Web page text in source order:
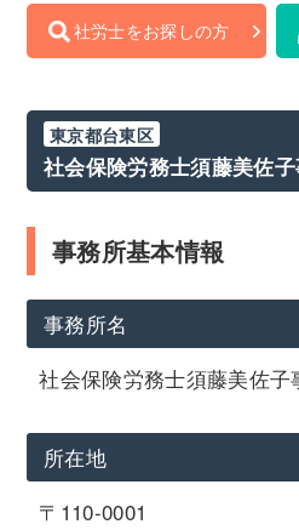
社労士をお探しの方
東京都台東区
社会保険労務士須藤美佐
事務所基本情報
事務所名
社会保険労務士須藤美佐子
所在地
〒110-0001